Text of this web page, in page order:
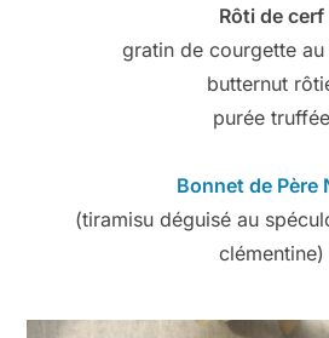
Rôti de cerf
gratin de courgette au
butternut
purée truffée
Bonnet de Père
(tiramisu déguisé au
clémentine)